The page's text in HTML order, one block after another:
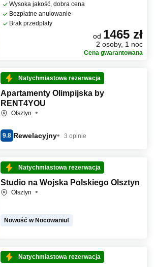
Wysoka jakość, dobra cena
Bezpłatne anulowanie
Brak przedpłaty
od 1465 zł
2 osoby, 1 noc
Cena gwarantowana
Natychmiastowa rezerwacja
Apartamenty Olimpijska by
RENT4YOU
Olsztyn
9.8 Rewelacyjny 3 opinie
Natychmiastowa rezerwacja
Studio na Wojska Polskiego Olsztyn
Olsztyn
Nowość w Nocowaniu!
Natychmiastowa rezerwacja